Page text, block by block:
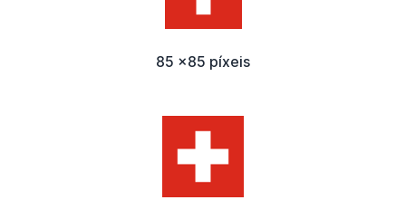
85 x85 píxeis